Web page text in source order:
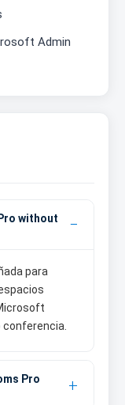
Admin
without
para
Pro